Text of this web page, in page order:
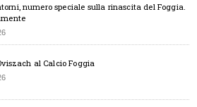
numero speciale sulla rinascita del Foggia.
al Calcio Foggia